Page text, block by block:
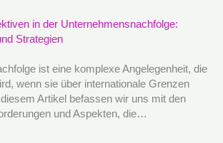
in der Unternehmensnachfolge:
Strategien
ist eine komplexe Angelegenheit, die
wenn sie über internationale Grenzen
Artikel befassen wir uns mit den
und Aspekten, die…